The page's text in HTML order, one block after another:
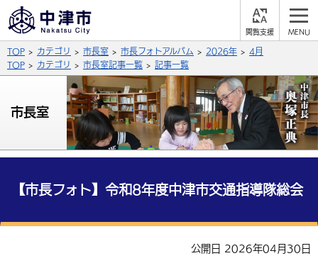
支
背景色
青 白
文字の大きさ
拡大 標準 縮小
公式SNS
X (Twitter) YouTube
サイト内検索
総合メニュー
保険・年金
TOP カテゴリ 市長室 市長フォトアルバム 2026年
4月
TOP
カテゴリ 市長室記事一覧 記事一覧
市長室
【市長フォト】令和8年度中津市交通指導隊総会
公開日 2026年04月30日